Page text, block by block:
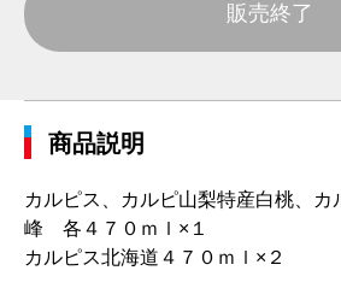
販売終了
商品説明
カルピス、カルピ山梨特産白桃、カ
峰 各４７０ｍｌ×１
カルピス北海道４７０ｍｌ×２